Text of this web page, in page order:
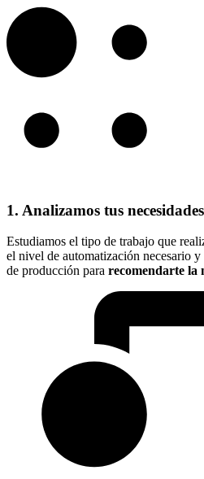
1. Analizamos tus
Estudiamos el tipo de trabajo que
el nivel de automatización necesario y
de producción para recomendarte la